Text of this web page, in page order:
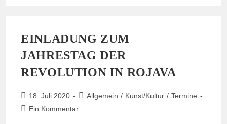
EINLADUNG ZUM
JAHRESTAG DER
REVOLUTION IN ROJAVA
Beitrag
veröffentlicht:
18. Juli 2020
Beitrags-
Allgemein / Kunst/Kultur / Termine
Beitrags-
Ein Kommentar